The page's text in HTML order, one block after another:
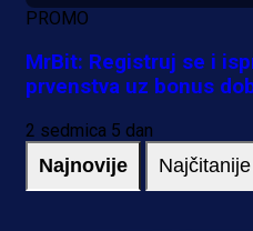
PROMO
MrBit: Registruj se i
prvenstva uz bonus
2 sedmica 5 dan
Najnovije Najčitanije